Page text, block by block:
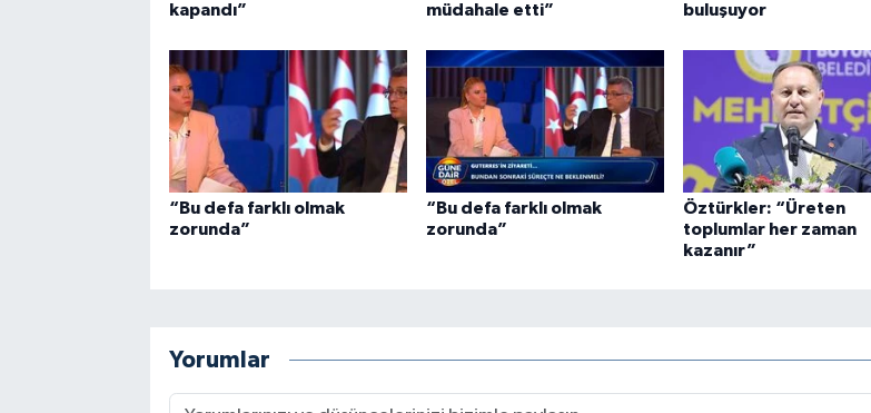
kapandı”
müdahale etti”
buluşuyor
“Bu defa farklı olmak
zorunda”
“Bu defa farklı olmak
zorunda”
Öztürkler: “Üreten
toplumlar her zaman
kazanır”
Yorumlar